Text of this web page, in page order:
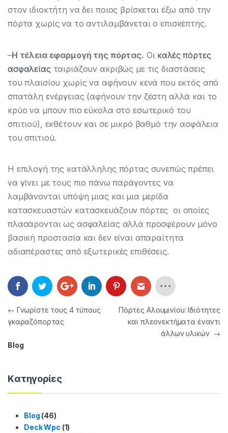
στον ιδιοκτήτη να δει ποιος βρίσκεται έξω από την
πόρτα χωρίς να το αντιλαμβάνεται ο επισκέπτης.
–Η τέλεια εφαρμογή της πόρτας. Οι καλές πόρτες
ασφαλείας ταιριάζουν ακριβώς με τις διαστάσεις
του πλαισίου χωρίς να αφήνουν κενά που εκτός από
σπατάλη ενέργειας (αφήνουν την ζέστη αλλά και το
κρύο να μπουν πιο εύκολα στο εσωτερικό του
σπιτιού), εκθέτουν και σε μικρό βαθμό την ασφάλεια
του σπιτιού.
Η επιλογή της κατάλληλης πόρτας συνεπώς πρέπει
να γίνει με τους πιο πάνω παράγοντες να
λαμβάνονται υπόψη μιας και μια μερίδα
κατασκευαστών κατασκευάζουν πόρτες οι οποίες
πλασάρονται ως ασφαλείας αλλά προσφέρουν μόνο
βασική προστασία και δεν είναι απαραίτητα
αδιαπέραστες από εξωτερικές επιθέσεις.
Πλοήγηση άρθρων
← Γνωρίστε τους 4 τύπους
γκαραζόπορτας
Πόρτες Αλουμινίου: Iδιότητες
και πλεονεκτήματα έναντι
άλλων υλικών →
Blog
Kατηγορίες
Blog (46)
Deck Wpc (1)